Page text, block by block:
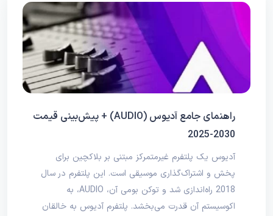
راهنمای جامع آدیوس (AUDIO) + پیش‌بینی قیمت
2030-2025
آدیوس یک پلتفرم غیرمتمرکز مبتنی بر بلاکچین برای
پخش و اشتراک‌گذاری موسیقی است. این پلتفرم در سال
2018 راه‌اندازی شد و توکن بومی آن، AUDIO، به
اکوسیستم آن قدرت می‌بخشد. پلتفرم آدیوس به خالقان